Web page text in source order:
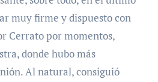
muy firme y dispuesto con
Cerrato por momentos,
donde hubo más
Al natural, consiguió